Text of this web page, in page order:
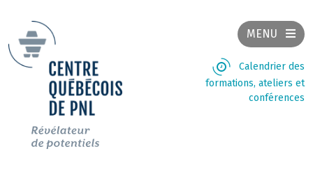
MENU
Calendrier des
formations, ateliers et
conférences